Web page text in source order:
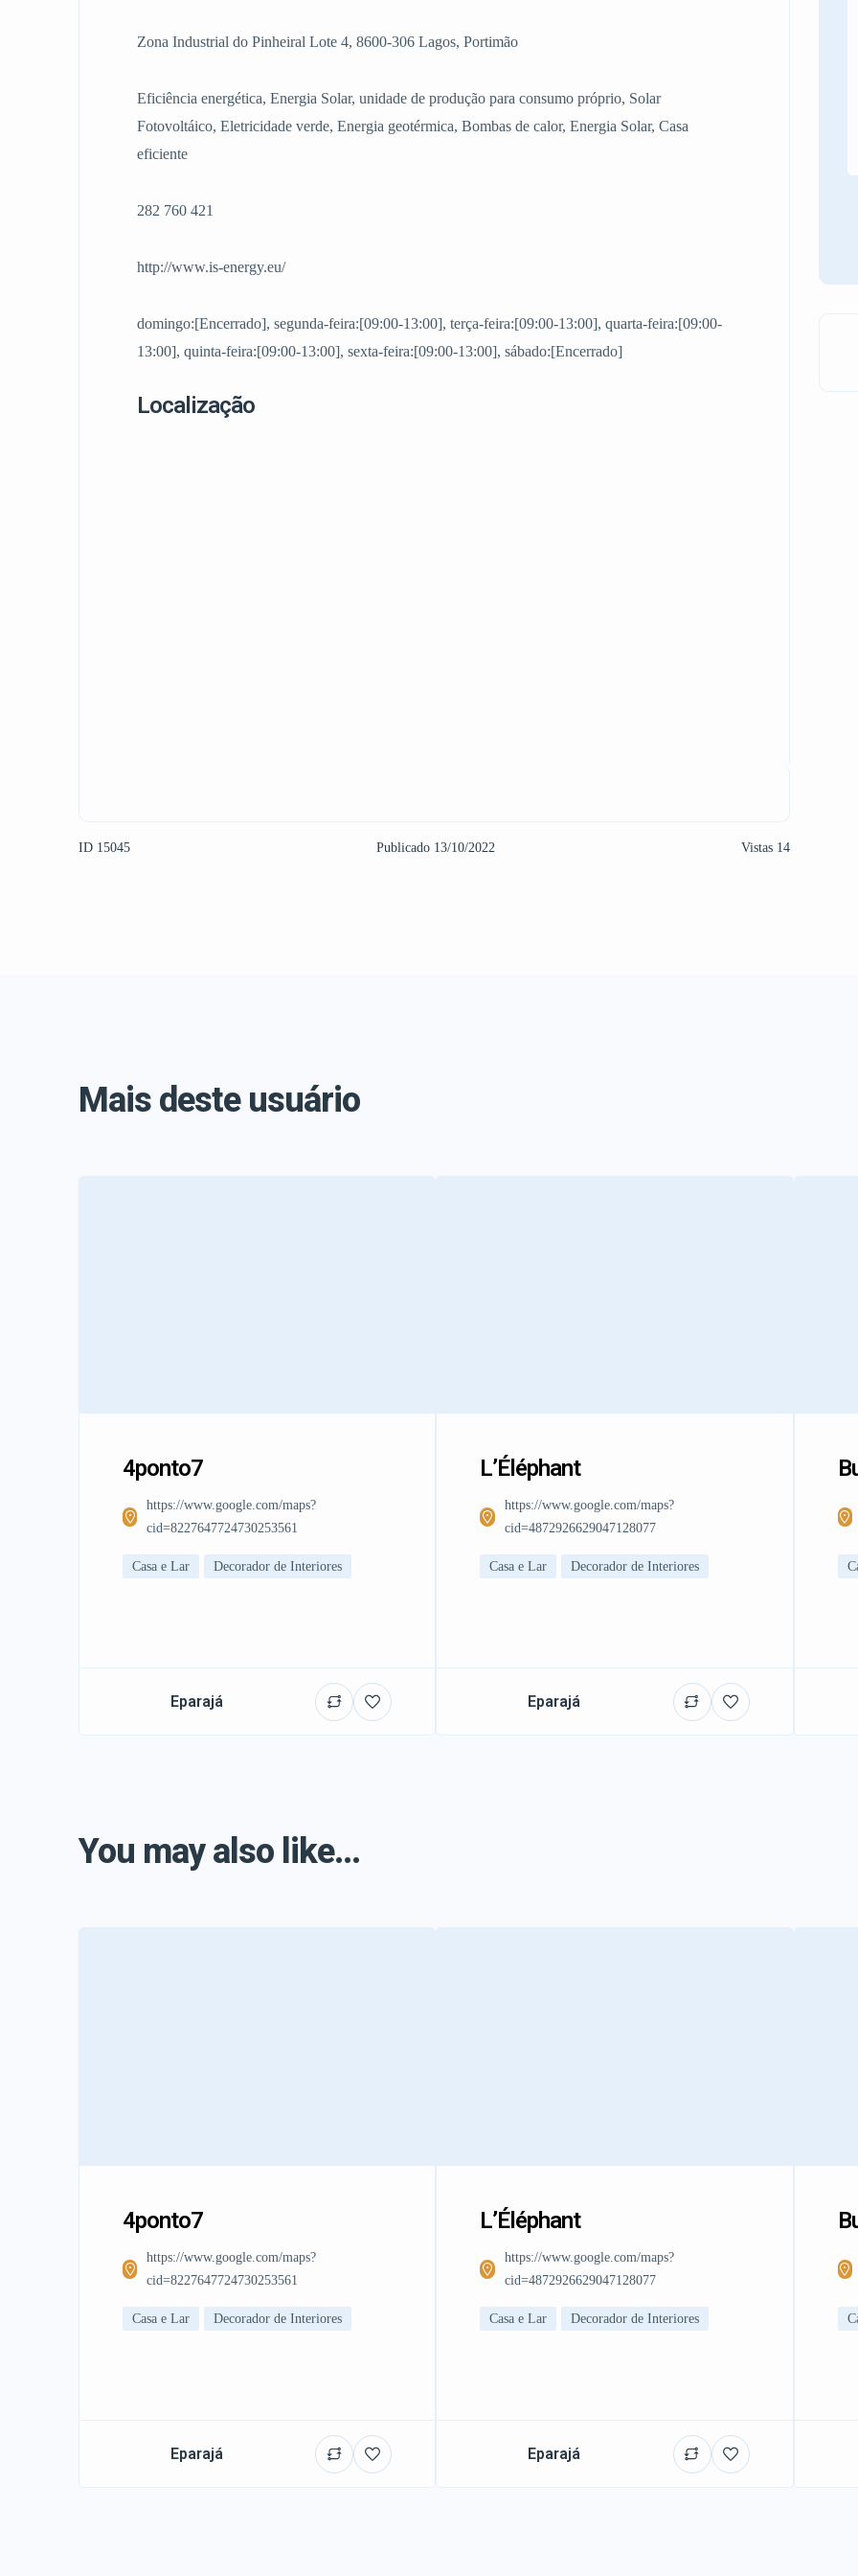
Zona Industrial do Pinheiral Lote 4, 8600-306 Lagos, Portimão
Eficiência energética, Energia Solar, unidade de produção para consumo próprio, Solar
Fotovoltáico, Eletricidade verde, Energia geotérmica, Bombas de calor, Energia Solar, Casa
eficiente
282 760 421
http://www.is-energy.eu/
domingo:[Encerrado], segunda-feira:[09:00-13:00], terça-feira:[09:00-13:00], quarta-feira:[09:00-
13:00], quinta-feira:[09:00-13:00], sexta-feira:[09:00-13:00], sábado:[Encerrado]
Localização
ID 15045 Publicado 13/10/2022 Vistas 14
Mais deste usuário
4ponto7
https://www.google.com/maps?
cid=8227647724730253561
Casa e Lar Decorador de Interiores
Eparajá
L’Éléphant
https://www.google.com/maps?
cid=4872926629047128077
Casa e Lar Decorador de Interiores
Eparajá
You may also like...
4ponto7
https://www.google.com/maps?
cid=8227647724730253561
Casa e Lar Decorador de Interiores
Eparajá
L’Éléphant
https://www.google.com/maps?
cid=4872926629047128077
Casa e Lar Decorador de Interiores
Eparajá